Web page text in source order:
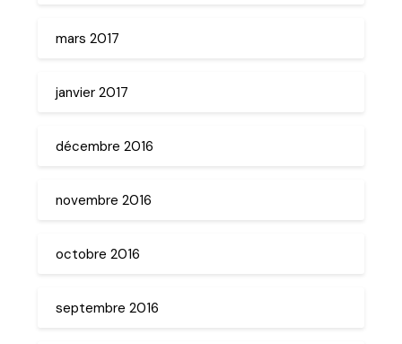
mars 2017
janvier 2017
décembre 2016
novembre 2016
octobre 2016
septembre 2016